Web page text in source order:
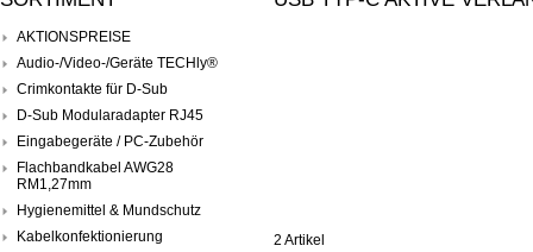
AKTIONSPREISE
Audio-/Video-/Geräte TECHly®
Crimkontakte für D-Sub
D-Sub Modularadapter RJ45
Eingabegeräte / PC-Zubehör
Flachbandkabel AWG28
RM1,27mm
Hygienemittel & Mundschutz
Kabelkonfektionierung
2 Artikel